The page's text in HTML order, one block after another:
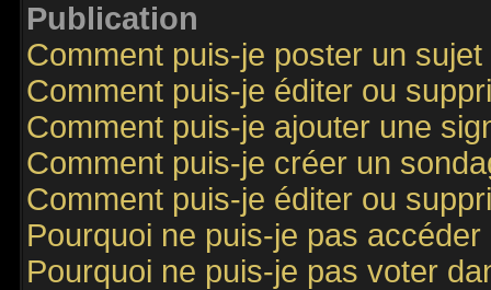
Publication
Comment puis-je poster un
Comment puis-je éditer ou
Comment puis-je ajouter une
Comment puis-je créer un
Comment puis-je éditer ou
Pourquoi ne puis-je pas
Pourquoi ne puis-je pas voter